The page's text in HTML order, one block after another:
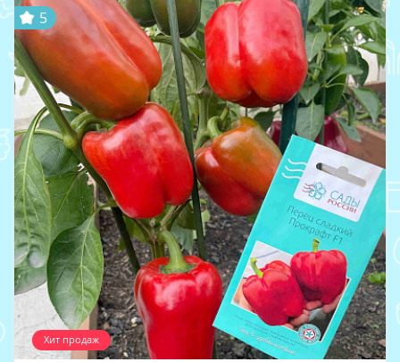
Хит продаж
5